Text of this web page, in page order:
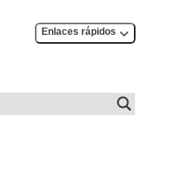
Enlaces rápidos